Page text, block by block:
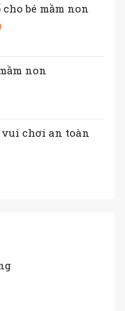
bé mầm non
non
vui chơi an toàn